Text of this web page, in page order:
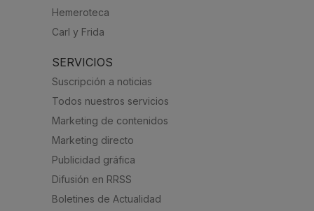
Hemeroteca
Carl y Frida
SERVICIOS
Suscripción a noticias
Todos nuestros servicios
Marketing de contenidos
Marketing directo
Publicidad gráfica
Difusión en RRSS
Boletines de Actualidad